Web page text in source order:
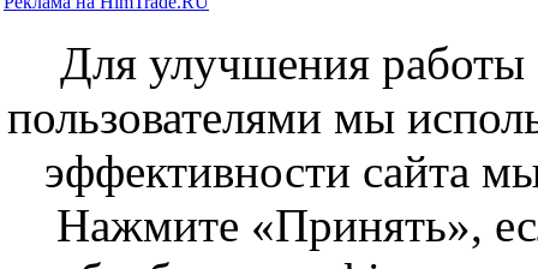
Для улучшения работы
пользователями мы
эффективности сайта
Нажмите «Принять»,